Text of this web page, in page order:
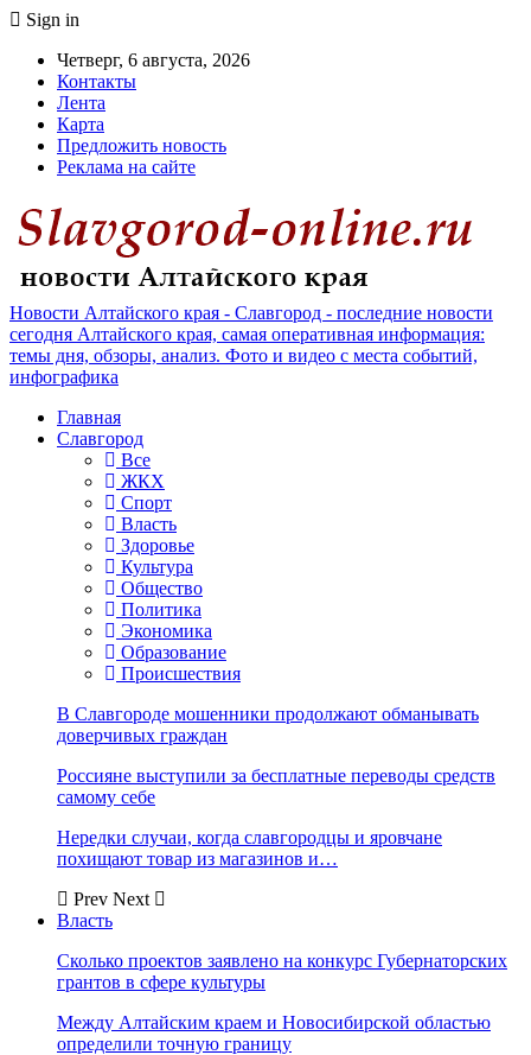
Sign in
Четверг, 6 августа, 2026
Контакты
Лента
Карта
Предложить новость
Реклама на сайте
Новости Алтайского края - Славгород - последние новости
сегодня Алтайского края, самая оперативная информация:
темы дня, обзоры, анализ. Фото и видео с места событий,
инфографика
Главная
Славгород
Все
ЖКХ
Спорт
Власть
Здоровье
Культура
Общество
Политика
Экономика
Образование
Происшествия
В Славгороде мошенники продолжают обманывать
доверчивых граждан
Россияне выступили за бесплатные переводы средств
самому себе
Нередки случаи, когда славгородцы и яровчане
похищают товар из магазинов и…
Prev Next
Власть
Сколько проектов заявлено на конкурс Губернаторских
грантов в сфере культуры
Между Алтайским краем и Новосибирской областью
определили точную границу